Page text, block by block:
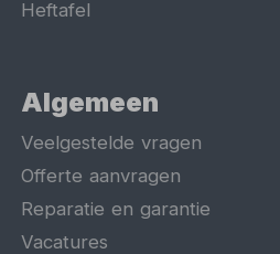
Heftafel
Algemeen
Veelgestelde vragen
Offerte aanvragen
Reparatie en garantie
Vacatures